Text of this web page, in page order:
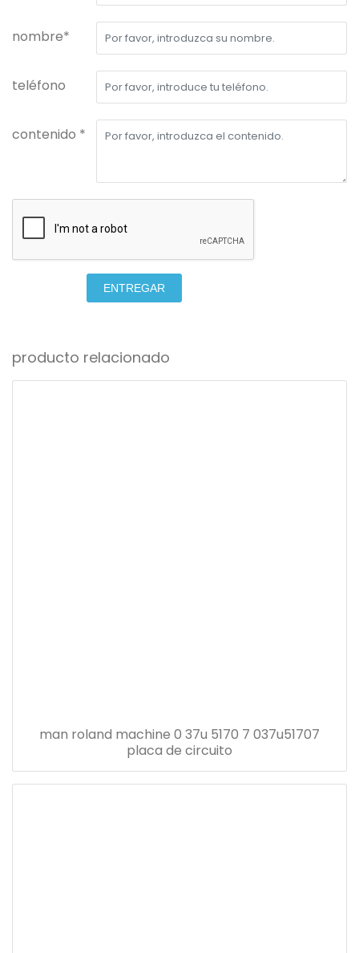
nombre*
teléfono
contenido *
ENTREGAR
producto relacionado
man roland machine 0 37u 5170 7 037u51707
placa de circuito